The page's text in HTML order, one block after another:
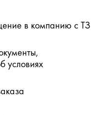
в компанию с ТЗ
условиях